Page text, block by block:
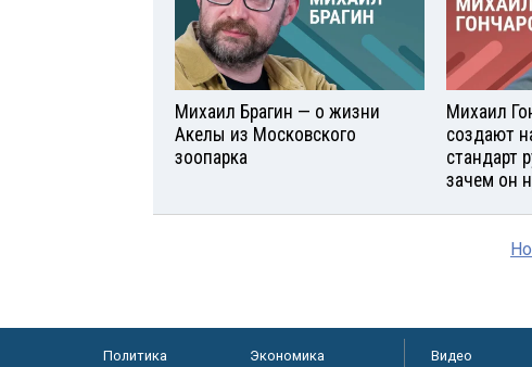
Михаил Брагин — о жизни
Акелы из Московского
зоопарка
Михаил
создают
стандарт
зачем он
Политика Экономика Видео